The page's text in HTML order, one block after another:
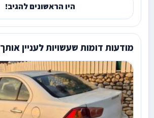
היו הראשונים להגיב!
מודעות דומות שעשויות לעניין אותך